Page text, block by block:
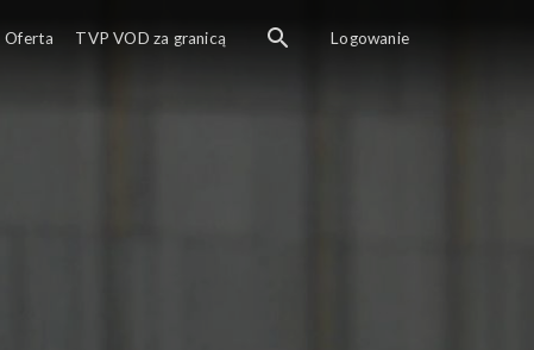
Oferta TVP VOD za granicą Logowanie